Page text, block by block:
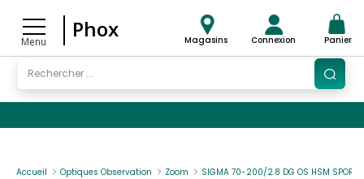
Menu
Phox Magasins Connexion Panier
Accueil Optiques Observation Zoom SIGMA 70-200/2.8 DG OS HSM SPORT